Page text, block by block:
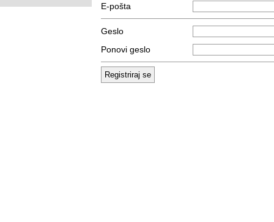
E-pošta
Geslo
Ponovi geslo